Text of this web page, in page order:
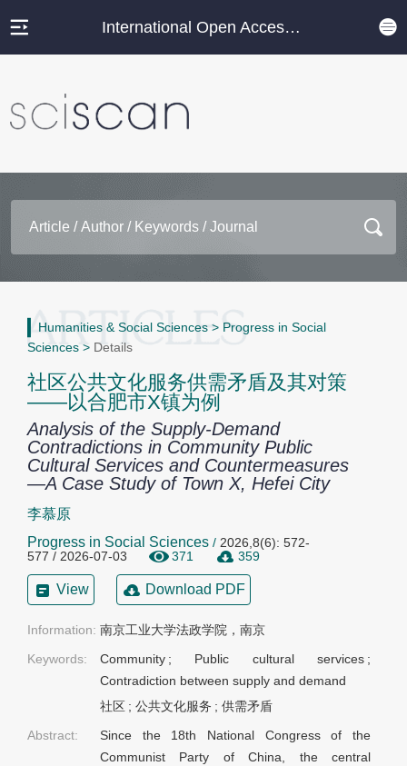
International Open Access Journal Platform
Humanities & Social Sciences > Progress in Social
Sciences > Details
社区公共文化服务供需矛盾及其对策
——以合肥市X镇为例
Analysis of the Supply-Demand
Contradictions in Community Public
Cultural Services and Countermeasures
—A Case Study of Town X, Hefei City
李慕原
Progress in Social Sciences / 2026,8(6): 572-
577 / 2026-07-03
371 359
View Download PDF
Information: 南京工业大学法政学院，南京
Keywords:
Community ; Public cultural services ;
Contradiction between supply and demand
社区 ; 公共文化服务 ; 供需矛盾
Abstract:
Since the 18th National Congress of the
Communist Party of China, the central